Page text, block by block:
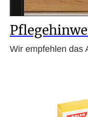
Wir empfehlen das